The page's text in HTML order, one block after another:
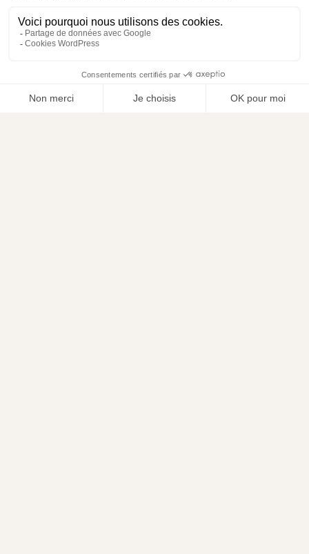
Je peux me désinscrire à tout moment.